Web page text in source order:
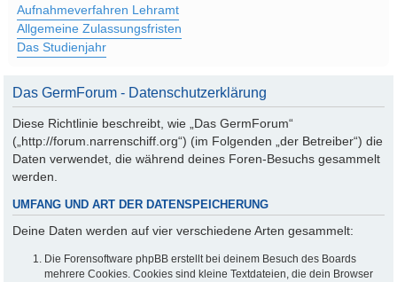
Aufnahmeverfahren Lehramt
Allgemeine Zulassungsfristen
Das Studienjahr
Das GermForum - Datenschutzerklärung
Diese Richtlinie beschreibt, wie „Das GermForum“
(„http://forum.narrenschiff.org“) (im Folgenden „der Betreiber“) die
Daten verwendet, die während deines Foren-Besuchs gesammelt
werden.
UMFANG UND ART DER DATENSPEICHERUNG
Deine Daten werden auf vier verschiedene Arten gesammelt:
Die Forensoftware phpBB erstellt bei deinem Besuch des Boards
mehrere Cookies. Cookies sind kleine Textdateien, die dein Browser